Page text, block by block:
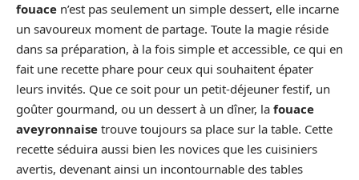
fouace n’est pas seulement un simple dessert, elle incarne
un savoureux moment de partage. Toute la magie réside
dans sa préparation, à la fois simple et accessible, ce qui en
fait une recette phare pour ceux qui souhaitent épater
leurs invités. Que ce soit pour un petit-déjeuner festif, un
goûter gourmand, ou un dessert à un dîner, la fouace
aveyronnaise trouve toujours sa place sur la table. Cette
recette séduira aussi bien les novices que les cuisiniers
avertis, devenant ainsi un incontournable des tables